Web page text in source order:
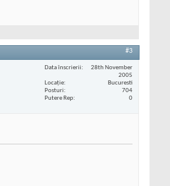
#3
Data înscrierii
28th November
2005
Locaţie
Bucuresti
Posturi
704
Putere Rep
0